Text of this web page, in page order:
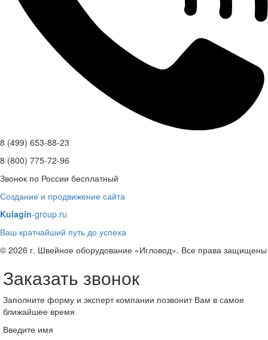
8 (499) 653-88-23
8 (800) 775-72-96
Звонок по России бесплатный
Создание и продвижение сайта
Kulagin-group.ru
Ваш кратчайший путь до успеха
© 2026 г. Швейное оборудование «Игловод». Все права защищены
Заказать звонок
Заполните форму и эксперт компании позвонит Вам в самое
ближайшее время
Введите имя